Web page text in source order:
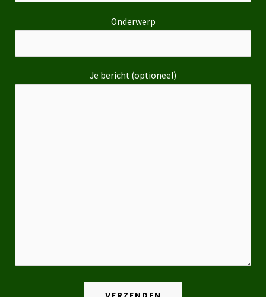
Onderwerp
Je bericht (optioneel)